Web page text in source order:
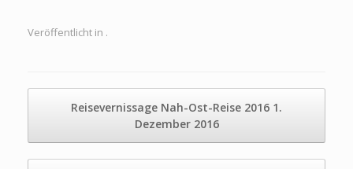
Veröffentlicht in .
Reisevernissage Nah-Ost-Reise 2016 1.
Dezember 2016